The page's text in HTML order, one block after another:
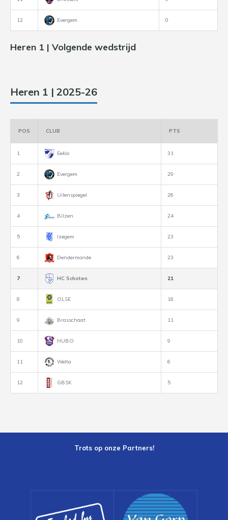
12 Evergem 0
Heren 1 | Volgende wedstrijd
Heren 1 | 2025-26
POS CLUB PTS
1 Eeklo 31
2 Evergem 29
3 Uilenspiegel 26
4 Bilzen 24
5 Izegem 23
6 Dendermonde 23
7 HC Schoten 21
8 OLSE 18
9 Brasschaat 11
10 HUBO 9
11 Welta 6
12 GBSK 5
Trots op onze Partners!